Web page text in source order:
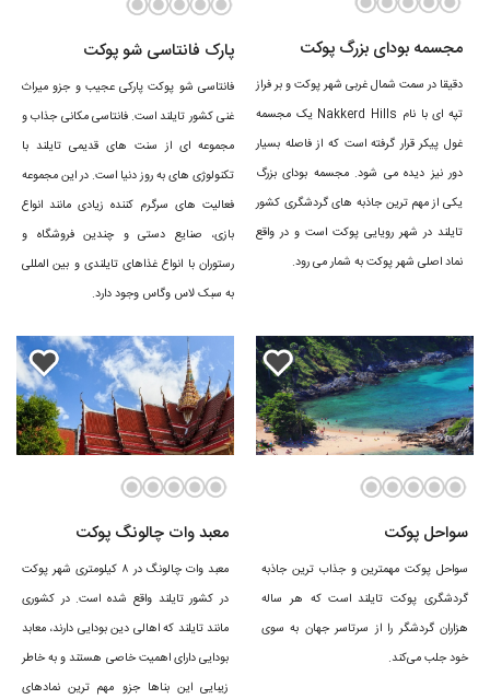
زمان مناسب برای سفر به پوکت
پوکت مثل دیگر مناطق جنوب شرقی آسیا، دارای یک فصل پر باران در نیمه اول
سال و یک فصل کم باران و نسبتا خشک در ماه‌های پاییز و زمستان است. شما
در پاییز و زمستان‌های پوکت می‌توانید از هوای آفتابی و تفریحات آبی به خوبی
مجسمه بودای بزرگ پوکت
دقیقا در سمت شمال غربی شهر پوکت و بر فراز
تپه ای با نام Nakkerd Hills یک مجسمه
غول پیکر قرار گرفته است که از فاصله بسیار
دور نیز دیده می شود. مجسمه بودای بزرگ
یکی از مهم ترین جاذبه های گردشگری کشور
تایلند در شهر رویایی پوکت است و در واقع
نماد اصلی شهر پوکت به شمار می رود.
پارک فانتاسی شو پوکت
فانتاسی شو پوکت پارکی عجیب و جزو میراث
غنی کشور تایلند است. فانتاسی مکانی جذاب و
مجموعه ‌ای از سنت‌ های قدیمی تایلند با
تکنولوژی‌ های به روز دنیا است. در این مجموعه
فعالیت ‌های سرگرم کننده زیادی مانند انواع
بازی، صنایع دستی و چندین فروشگاه و
رستوران با انواع غذاهای تایلندی و بین المللی
به سبک لاس وگاس وجود دارد.
سواحل پوکت
سواحل پوکت مهمترین و جذاب ترین جاذبه
گردشگری پوکت تایلند است که هر ساله
هزاران گردشگر را از سرتاسر جهان به سوی
خود جلب می‌کند.
معبد وات چالونگ پوکت
معبد وات چالونگ در ۸ کیلومتری شهر پوکت
در کشور تایلند واقع شده است. در کشوری
مانند تایلند که اهالی دین بودایی دارند، معابد
بودایی دارای اهمیت خاصی هستند و به خاطر
زیبایی این بناها جزو مهم‌ ترین نمادهای